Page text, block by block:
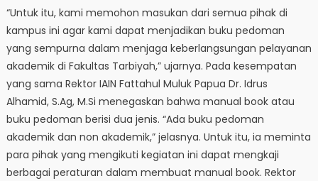
“Untuk itu, kami memohon masukan dari semua pihak di
kampus ini agar kami dapat menjadikan buku pedoman
yang sempurna dalam menjaga keberlangsungan pelayanan
akademik di Fakultas Tarbiyah,” ujarnya. Pada kesempatan
yang sama Rektor IAIN Fattahul Muluk Papua Dr. Idrus
Alhamid, S.Ag, M.Si menegaskan bahwa manual book atau
buku pedoman berisi dua jenis. “Ada buku pedoman
akademik dan non akademik,” jelasnya. Untuk itu, ia meminta
para pihak yang mengikuti kegiatan ini dapat mengkaji
berbagai peraturan dalam membuat manual book. Rektor